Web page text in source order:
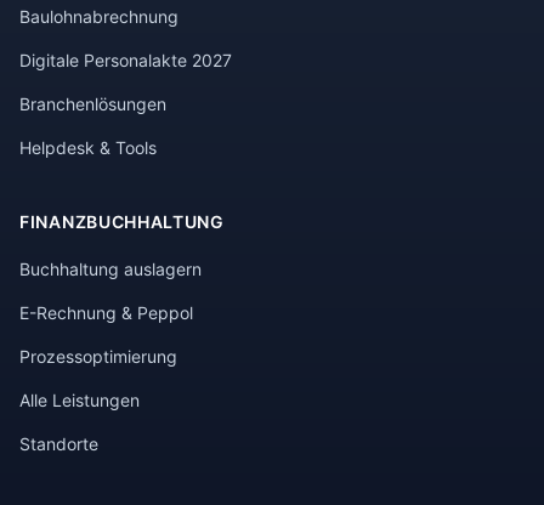
Baulohnabrechnung
Digitale Personalakte 2027
Branchenlösungen
Helpdesk & Tools
FINANZBUCHHALTUNG
Buchhaltung auslagern
E-Rechnung & Peppol
Prozessoptimierung
Alle Leistungen
Standorte